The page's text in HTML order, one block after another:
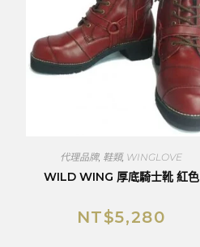
代理品牌, 鞋類, WINGLOVE
WILD WING 厚底騎士靴 紅色
NT$5,280